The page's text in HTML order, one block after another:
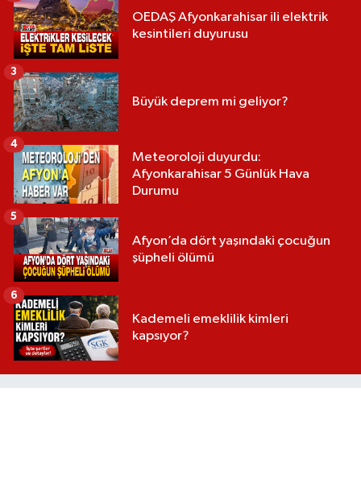
OEDAŞ Afyonkarahisar ili elektrik
kesintileri duyurusu
Büyük deprem mi geliyor?
3
Meteoroloji duyurdu:
Afyonkarahisar 5 Günlük Hava
Durumu
4
Afyon’da dört yaşındaki çocuğun
şüpheli ölümü
5
Kademeli emeklilik kimleri
kapsıyor?
6